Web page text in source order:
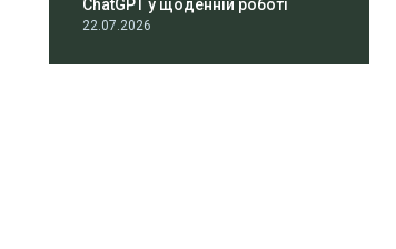
ChatGPT у щоденній роботі
22.07.2026